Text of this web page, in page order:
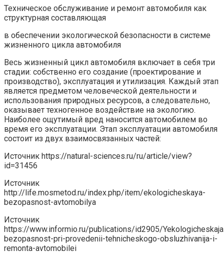
Техническое обслуживание и ремонт автомобиля как
структурная составляющая
в обеспечении экологической безопасности в системе
жизненного цикла автомобиля
Весь жизненный цикл автомобиля включает в себя три
стадии: собственно его создание (проектирование и
производство), эксплуатация и утилизация. Каждый этап
является предметом человеческой деятельности и
использования природных ресурсов, а следовательно,
оказывает техногенное воздействие на экологию.
Наиболее ощутимый вред наносится автомобилем во
время его эксплуатации. Этап эксплуатации автомобиля
состоит из двух взаимосвязанных частей:
Источник https://natural-sciences.ru/ru/article/view?
id=31456
Источник
http://life.mosmetod.ru/index.php/item/ekologicheskaya-
bezopasnost-avtomobilya
Источник
https://www.informio.ru/publications/id2905/
bezopasnost-pri-provedenii-tehnicheskogo-obsluzhivanija-i-
remonta-avtomobilei